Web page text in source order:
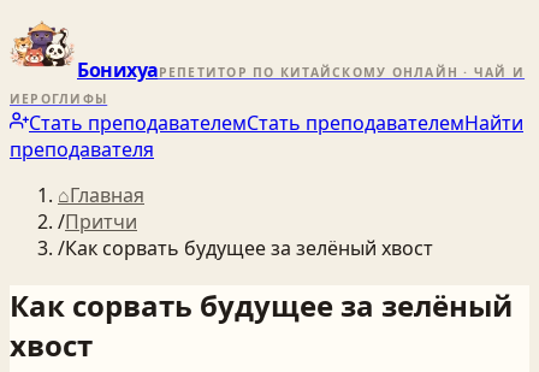
БонихуаРЕПЕТИТОР ПО КИТАЙСКОМУ ОНЛАЙН · ЧАЙ И
ИЕРОГЛИФЫ
Стать преподавателемСтать преподавателемНайти
преподавателя
⌂Главная
/Притчи
/Как сорвать будущее за зелёный хвост
Как сорвать будущее за зелёный
хвост